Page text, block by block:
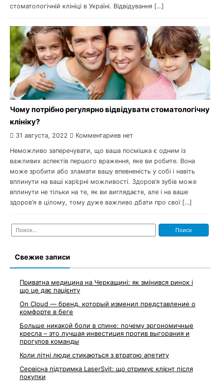
стоматологічній клініці в Україні. Відвідування […]
Чому потрібно регулярно відвідувати стоматологічну
клініку?
31 августа, 2022 Комментариев нет
Неможливо заперечувати, що ваша посмішка є одним із
важливих аспектів першого враження, яке ви робите. Вона
може зробити або зламати вашу впевненість у собі і навіть
вплинути на ваші кар’єрні можливості. Здоров’я зубів може
вплинути не тільки на те, як ви виглядаєте, але і на ваше
здоров’я в цілому, тому дуже важливо дбати про свої […]
Найти:
Свежие записи
Приватна медицина на Черкащині: як змінився ринок і
що це дає пацієнту
On Cloud — бренд, который изменил представление о
комфорте в беге
Больше никакой боли в спине: почему эргономичные
кресла – это лучшая инвестиция против выгорания и
прогулов команды
Коли літні люди стикаються з втратою апетиту
Сервісна підтримка LaserSvit: що отримує клієнт після
покупки